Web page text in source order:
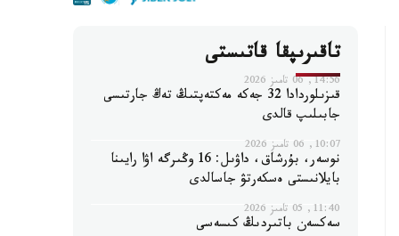
تاقىرىپقا قاتىستى
14:56, 06 تامىز 2026
قىزىلوردادا 32 جەكە مەكتەپتىڭ تەڭ جارتىسى
جابىلىپ قالدى
10:07, 06 تامىز 2026
نوسەر، بۇرشاق، داۋىل: 16 وڭىرگە اۋا رايىنا
بايلانىستى ەسكەرتۋ جاسالدى
11:40, 05 تامىز 2026
سەكسەن باتىردىڭ كىسەسى